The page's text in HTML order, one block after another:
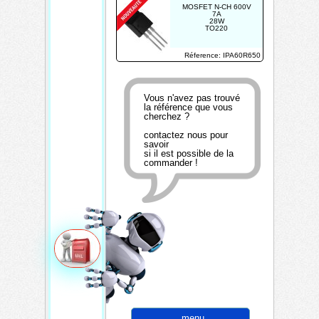
Réference: IPA60R650
MOSFET N-CH 600V
7A
28W
TO220
Vous n'avez pas trouvé
la référence que vous
cherchez ?
contactez nous pour
savoir
si il est possible de la
commander !